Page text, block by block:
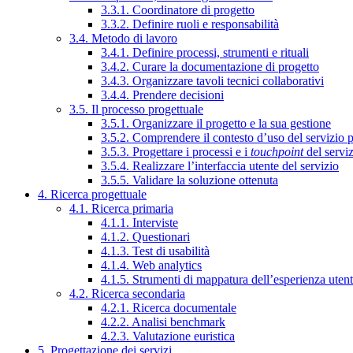
3.3.1. Coordinatore di progetto
3.3.2. Definire ruoli e responsabilità
3.4. Metodo di lavoro
3.4.1. Definire processi, strumenti e rituali
3.4.2. Curare la documentazione di progetto
3.4.3. Organizzare tavoli tecnici collaborativi
3.4.4. Prendere decisioni
3.5. Il processo progettuale
3.5.1. Organizzare il progetto e la sua gestione
3.5.2. Comprendere il contesto d’uso del servizio
3.5.3. Progettare i processi e i touchpointdel
3.5.4. Realizzare l’interfaccia utente del servizio
3.5.5. Validare la soluzione ottenuta
4. Ricerca progettuale
4.1. Ricerca primaria
4.1.1. Interviste
4.1.2. Questionari
4.1.3. Test di usabilità
4.1.4. Web analytics
4.1.5. Strumenti di mappatura dell’esperienza
4.2. Ricerca secondaria
4.2.1. Ricerca documentale
4.2.2. Analisi benchmark
4.2.3. Valutazione euristica
5. Progettazione dei servizi